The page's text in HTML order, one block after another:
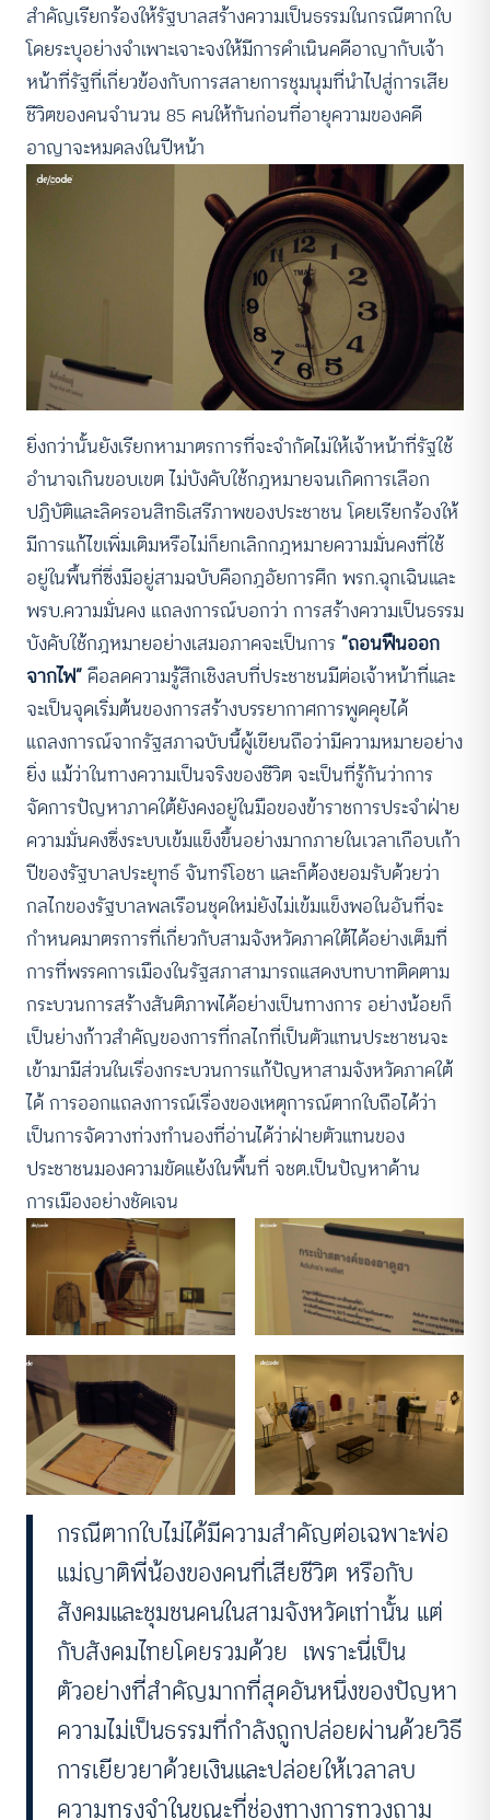
สำคัญเรียกร้องให้รัฐบาลสร้างความเป็นธรรมในกรณีตากใบ
โดยระบุอย่างจำเพาะเจาะจงให้มีการดำเนินคดีอาญากับเจ้า
หน้าที่รัฐที่เกี่ยวข้องกับการสลายการชุมนุมที่นำไปสู่การเสีย
ชีวิตของคนจำนวน 85 คนให้ทันก่อนที่อายุความของคดี
อาญาจะหมดลงในปีหน้า
ยิ่งกว่านั้นยังเรียกหามาตรการที่จะจำกัดไม่ให้เจ้าหน้าที่รัฐใช้
อำนาจเกินขอบเขต ไม่บังคับใช้กฎหมายจนเกิดการเลือก
ปฏิบัติและลิดรอนสิทธิเสรีภาพของประชาชน โดยเรียกร้องให้
มีการแก้ไขเพิ่มเติมหรือไม่ก็ยกเลิกกฎหมายความมั่นคงที่ใช้
อยู่ในพื้นที่ซึ่งมีอยู่สามฉบับคือกฎอัยการศึก พรก.ฉุกเฉินและ
พรบ.ความมั่นคง แถลงการณ์บอกว่า การสร้างความเป็นธรรม
บังคับใช้กฎหมายอย่างเสมอภาคจะเป็นการ“ถอนฟืนออก
จากไฟ”คือลดความรู้สึกเชิงลบที่ประชาชนมีต่อเจ้าหน้าที่และ
จะเป็นจุดเริ่มต้นของการสร้างบรรยากาศการพูดคุยได้
แถลงการณ์จากรัฐสภาฉบับนี้ผู้เขียนถือว่ามีความหมายอย่าง
ยิ่ง แม้ว่าในทางความเป็นจริงของชีวิต จะเป็นที่รู้กันว่าการ
จัดการปัญหาภาคใต้ยังคงอยู่ในมือของข้าราชการประจำฝ่าย
ความมั่นคงซึ่งระบบเข้มแข็งขึ้นอย่างมากภายในเวลาเกือบเก้า
ปีของรัฐบาลประยุทธ์ จันทร์โอชา และก็ต้องยอมรับด้วยว่า
กลไกของรัฐบาลพลเรือนชุดใหม่ยังไม่เข้มแข็งพอในอันที่จะ
กำหนดมาตรการที่เกี่ยวกับสามจังหวัดภาคใต้ได้อย่างเต็มที่
การที่พรรคการเมืองในรัฐสภาสามารถแสดงบทบาทติดตาม
กระบวนการสร้างสันติภาพได้อย่างเป็นทางการ อย่างน้อยก็
เป็นย่างก้าวสำคัญของการที่กลไกที่เป็นตัวแทนประชาชนจะ
เข้ามามีส่วนในเรื่องกระบวนการแก้ปัญหาสามจังหวัดภาคใต้
ได้ การออกแถลงการณ์เรื่องของเหตุการณ์ตากใบถือได้ว่า
เป็นการจัดวางท่วงทำนองที่อ่านได้ว่าฝ่ายตัวแทนของ
ประชาชนมองความขัดแย้งในพื้นที่ จชต.เป็นปัญหาด้าน
การเมืองอย่างชัดเจน
กรณีตากใบไม่ได้มีความสำคัญต่อเฉพาะพ่อ
แม่ญาติพี่น้องของคนที่เสียชีวิต หรือกับ
สังคมและชุมชนคนในสามจังหวัดเท่านั้น แต่
กับสังคมไทยโดยรวมด้วย เพราะนี่เป็น
ตัวอย่างที่สำคัญมากที่สุดอันหนึ่งของปัญหา
ความไม่เป็นธรรมที่กำลังถูกปล่อยผ่านด้วยวิธี
การเยียวยาด้วยเงินและปล่อยให้เวลาลบ
ความทรงจำในขณะที่ช่องทางการทวงถาม